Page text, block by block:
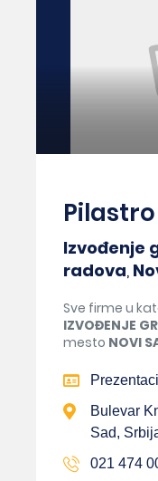
Pilastro
Izvođenje
radova,
Sve firme u
IZVOĐENJE
mesto NOVI
Bulevar
Sad,
021 474